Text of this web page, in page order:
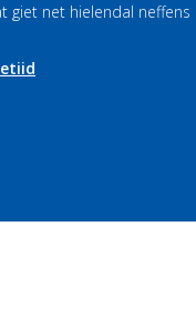
giet net hielendal